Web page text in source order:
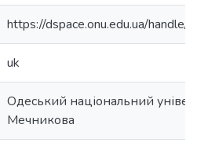
https://dspace.onu.edu.ua/
uk
Одеський національний
Мечникова